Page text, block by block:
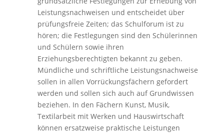
Leistungsnachweisen und entscheidet über
prüfungsfreie Zeiten; das Schulforum ist zu
hören; die Festlegungen sind den Schülerinnen
und Schülern sowie ihren
Erziehungsberechtigten bekannt zu geben.
Mündliche und schriftliche Leistungsnachweise
sollen in allen Vorrückungsfächern gefordert
werden und sollen sich auch auf Grundwissen
beziehen. In den Fächern Kunst, Musik,
Textilarbeit mit Werken und Hauswirtschaft
können ersatzweise praktische Leistungen